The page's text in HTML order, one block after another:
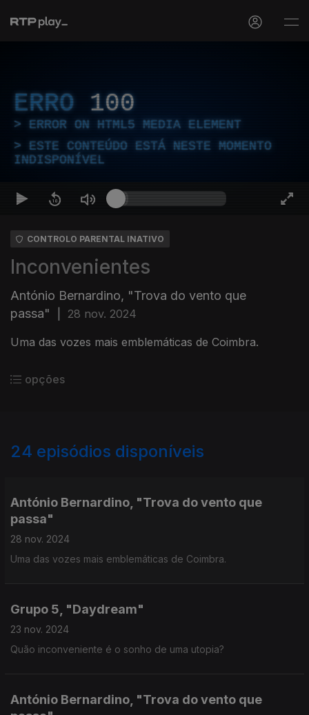
ERRO 100
ERROR ON HTML5 MEDIA ELEMENT
ESTE CONTEÚDO ESTÁ NESTE MOMENTO
INDISPONÍVEL
CONTROLO PARENTAL INATIVO
Inconvenientes
António Bernardino, "Trova do vento que
passa"
28 nov. 2024
Uma das vozes mais emblemáticas de Coimbra.
opções
24 episódios disponíveis
António Bernardino, "Trova do vento que
passa"
28 nov. 2024
Uma das vozes mais emblemáticas de Coimbra.
Grupo 5, "Daydream"
23 nov. 2024
Quão inconveniente é o sonho de uma utopia?
António Bernardino, "Trova do vento que